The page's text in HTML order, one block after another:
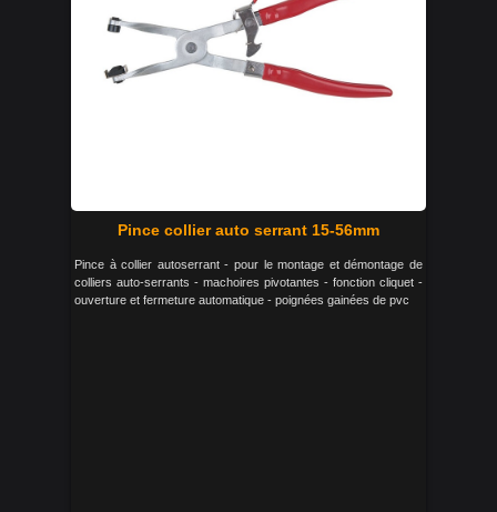
Pince collier auto serrant 15-56mm
Pince à collier autoserrant - pour le montage et démontage de
colliers auto-serrants - machoires pivotantes - fonction cliquet -
ouverture et fermeture automatique - poignées gainées de pvc